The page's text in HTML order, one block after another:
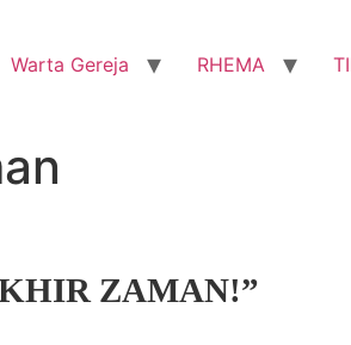
Warta Gereja RHEMA
ZAMAN!”